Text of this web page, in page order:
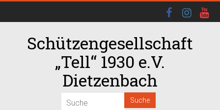
Schützengesellschaft
„Tell“ 1930 e.V.
Dietzenbach